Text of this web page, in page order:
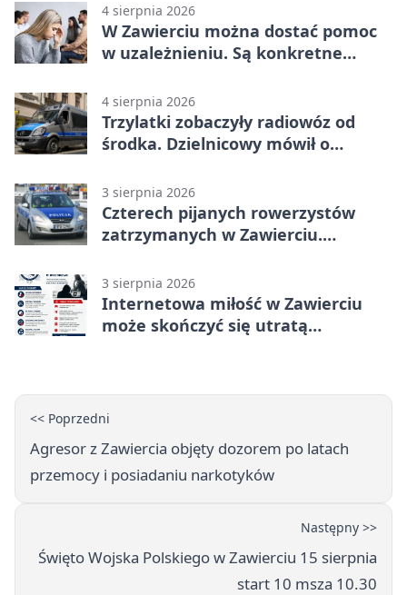
4 sierpnia 2026
W Zawierciu można dostać pomoc
w uzależnieniu. Są konkretne
4 sierpnia 2026
Trzylatki zobaczyły radiowóz od
środka. Dzielnicowy mówił o
3 sierpnia 2026
Czterech pijanych rowerzystów
zatrzymanych w Zawierciu.
3 sierpnia 2026
Internetowa miłość w Zawierciu
może skończyć się utratą
<< Poprzedni
Agresor z Zawiercia objęty dozorem po latach
przemocy i posiadaniu narkotyków
Następny >>
Święto Wojska Polskiego w Zawierciu 15 sierpnia
start 10 msza 10.30